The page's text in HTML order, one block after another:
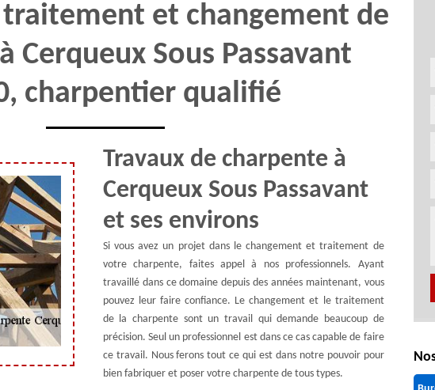
et changement de
Cerqueux Sous Passavant
charpentier qualifié
Travaux de charpente à
Cerqueux Sous Passavant
et ses environs
Si vous avez un projet dans le changement et traitement de
votre charpente, faites appel à nos professionnels. Ayant
travaillé dans ce domaine depuis des années maintenant, vous
pouvez leur faire confiance. Le changement et le traitement
de la charpente sont un travail qui demande beaucoup de
précision. Seul un professionnel est dans ce cas capable de faire
ce travail. Nous ferons tout ce qui est dans notre pouvoir pour
bien fabriquer et poser votre charpente de tous types.